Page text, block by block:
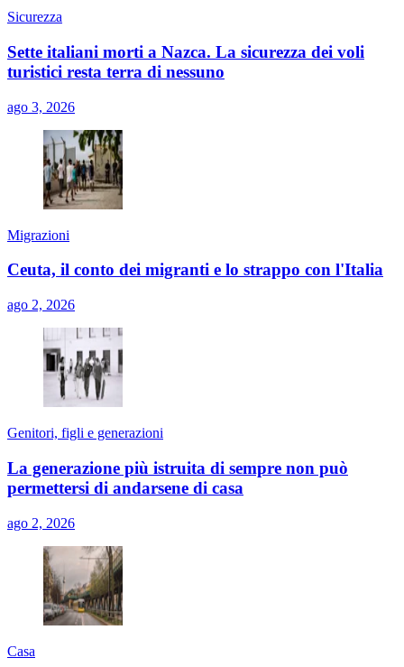
Sicurezza
Sette italiani morti a Nazca. La sicurezza dei voli
turistici resta terra di nessuno
ago 3, 2026
Migrazioni
Ceuta, il conto dei migranti e lo strappo con l'Italia
ago 2, 2026
Genitori, figli e generazioni
La generazione più istruita di sempre non può
permettersi di andarsene di casa
ago 2, 2026
Casa